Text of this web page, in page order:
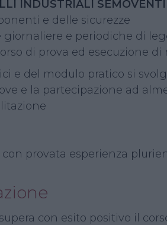
INDUSTRIALI
e delle sicurezze
giornaliere e periodiche di
di prova ed esecuzione
e del modulo pratico si
e la partecipazione ad
con provata esperienza
con esito positivo il